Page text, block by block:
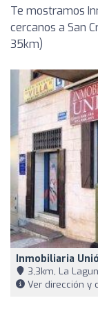
Te mostramos
cercanos a San
35km)
Inmobiliaria
3,3km, La
Ver dirección y